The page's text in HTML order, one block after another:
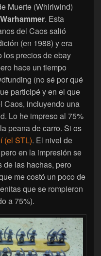
Muerte (Whirlwind)
Warhammer. Esta
del Caos salió
(en 1988) y era
los precios de ebay
hace un tiempo
(no sé por qué
participé y en el que
Caos, incluyendo una
Lo he impreso al 75%
peana de carro. Si os
(el STL). El nivel de
en la impresión se
de las hachas, pero
me costó un poco de
que se rompieron
a 75%).